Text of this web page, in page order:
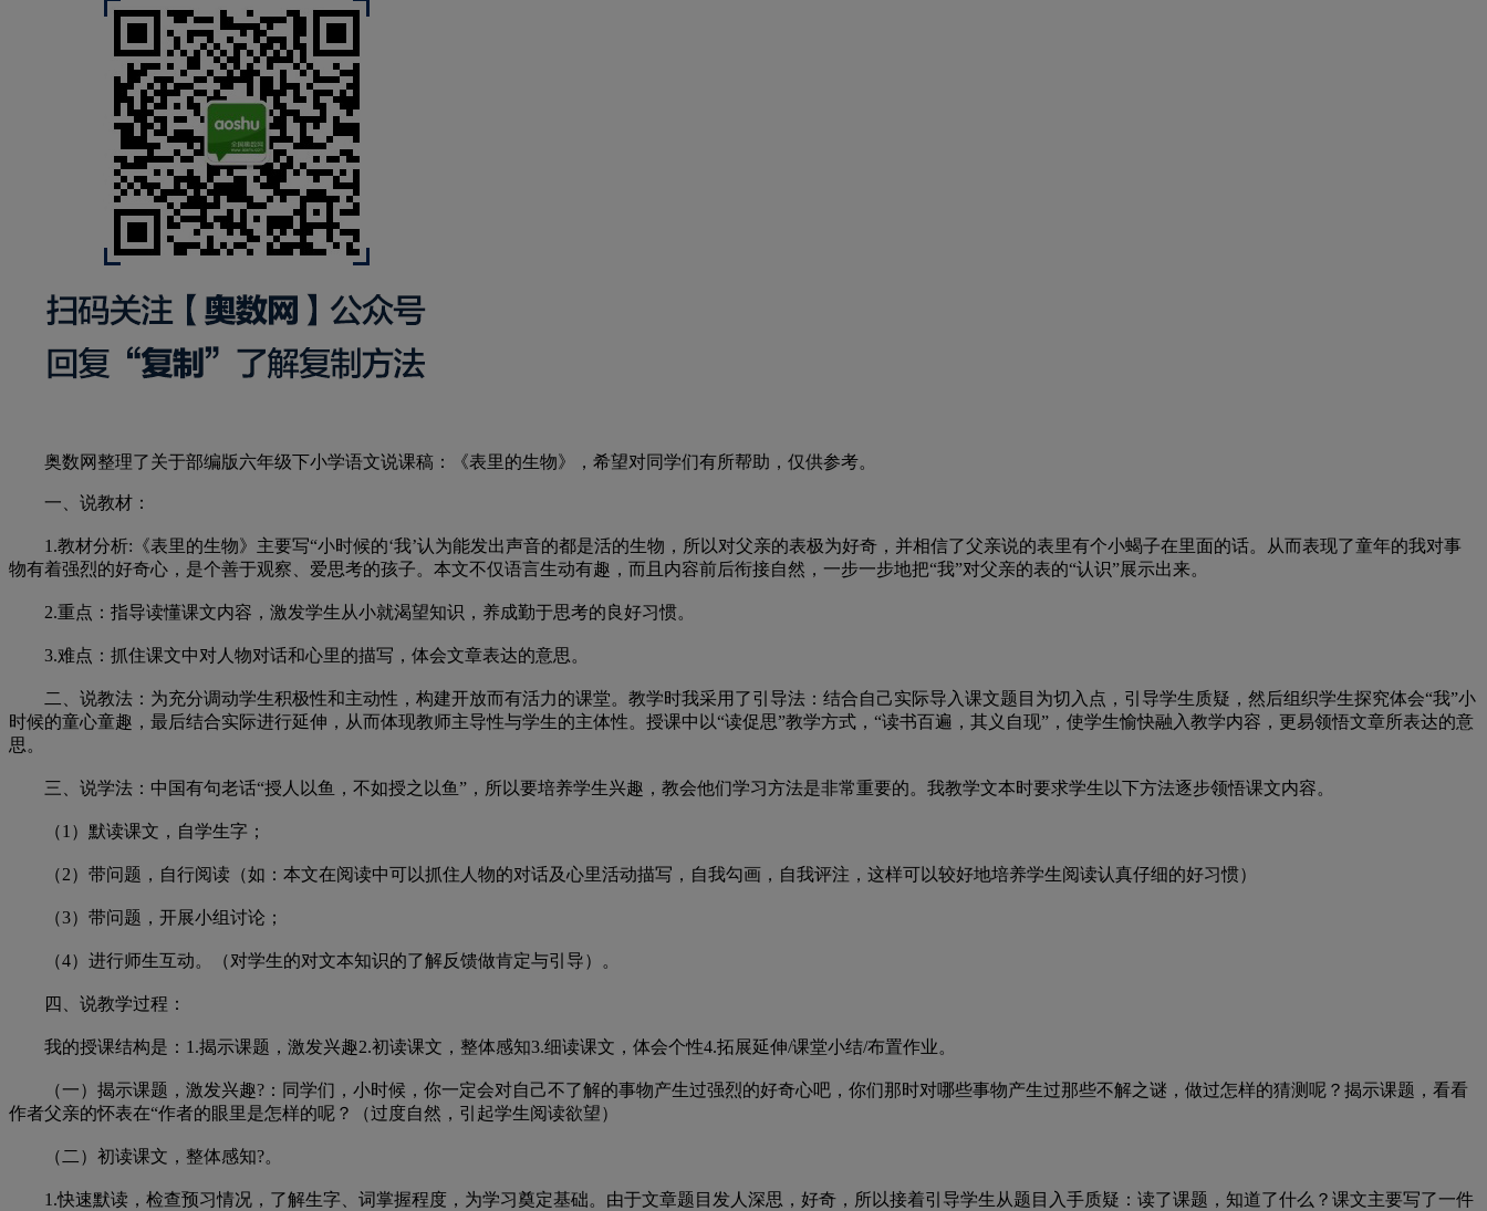
奥数网整理了关于部编版六年级下小学语文说课稿：《表里的生物》，希望对同学们有所帮助，仅供参考。
一、说教材：
1.教材分析:《表里的生物》主要写“小时候的‘我’认为能发出声音的都是活的生物，所以对父亲的表极为好奇，并相信了父亲说的表里有个小蝎子在里面的话。从而表现了童年的我对事
物有着强烈的好奇心，是个善于观察、爱思考的孩子。本文不仅语言生动有趣，而且内容前后衔接自然，一步一步地把“我”对父亲的表的“认识”展示出来。
2.重点：指导读懂课文内容，激发学生从小就渴望知识，养成勤于思考的良好习惯。
3.难点：抓住课文中对人物对话和心里的描写，体会文章表达的意思。
二、说教法：为充分调动学生积极性和主动性，构建开放而有活力的课堂。教学时我采用了引导法：结合自己实际导入课文题目为切入点，引导学生质疑，然后组织学生探究体会“我”小
时候的童心童趣，最后结合实际进行延伸，从而体现教师主导性与学生的主体性。授课中以“读促思”教学方式，“读书百遍，其义自现”，使学生愉快融入教学内容，更易领悟文章所表达的意
思。
三、说学法：中国有句老话“授人以鱼，不如授之以鱼”，所以要培养学生兴趣，教会他们学习方法是非常重要的。我教学文本时要求学生以下方法逐步领悟课文内容。
（1）默读课文，自学生字；
（2）带问题，自行阅读（如：本文在阅读中可以抓住人物的对话及心里活动描写，自我勾画，自我评注，这样可以较好地培养学生阅读认真仔细的好习惯）
（3）带问题，开展小组讨论；
（4）进行师生互动。（对学生的对文本知识的了解反馈做肯定与引导）。
四、说教学过程：
我的授课结构是：1.揭示课题，激发兴趣2.初读课文，整体感知3.细读课文，体会个性4.拓展延伸/课堂小结/布置作业。
（一）揭示课题，激发兴趣?：同学们，小时候，你一定会对自己不了解的事物产生过强烈的好奇心吧，你们那时对哪些事物产生过那些不解之谜，做过怎样的猜测呢？揭示课题，看看
作者父亲的怀表在“作者的眼里是怎样的呢？（过度自然，引起学生阅读欲望）
（二）初读课文，整体感知?。
1.快速默读，检查预习情况，了解生字、词掌握程度，为学习奠定基础。由于文章题目发人深思，好奇，所以接着引导学生从题目入手质疑：读了课题，知道了什么？课文主要写了一件